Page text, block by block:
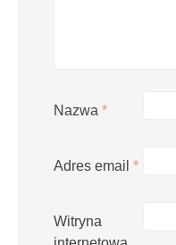
Nazwa *
Adres email *
Witryna